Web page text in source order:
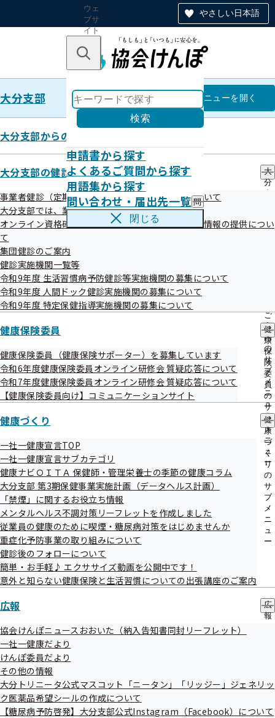
やさしい日本語
ウェ
ブサ
イト
のナ
ン
キーワードで探す
検索
申請書から探す
よくあるご質問から探す
用語集から探す
問い合わせ・届出先一覧 問
い
出
先
覧
メ
ニ
ュ
ー
閉じる
大分支部 大分支部
メニューを開く
大分支部からのお知らせ
大分支部の健診・保健指導のご案内
大
分
健
ご
案
内
の
サ
ブ
メ
ニ
ュ
ー
事業者健診（定期健康診断）データの提供方法について
大分支部では、業務の一部を外部委託しています
オンライン資格確認等システムによる特定健康診査情報の提供につい
て
集団健診のご案内
健診実施機関一覧等
令和9年度 生活習慣病予防健診等実施機関の募集について
令和9年度 人間ドック健診実施機関の募集について
令和9年度 特定保健指導実施機関の募集について
健康保険委員
健
康
保
険
委
員
の
サ
ブ
メ
ニ
ュ
ー
健康保険委員（健康保険サポーター）を募集しています
令和6年度健康保険委員オンライン研修会 質疑応答について
令和7年度健康保険委員オンライン研修会 質疑応答について
【健康保険委員向け】コミュニケーションサイト
健康づくり
健
康
づ
く
り
の
サ
ブ
メ
ニ
ュ
ー
一社一健康宣言TOP
一社一健康宣言サブカテゴリ
健康ナビＯＩＴＡ 保健師・管理栄養士の季節の健康コラム
大分支部 第3期保健事業実施計画（データヘルス計画）
「禁煙」に関するお役立ち情報
メンタルヘルス不調対策リーフレットを作成しました
従業員の健康のために喫煙・糖尿病対策をはじめませんか
重症化予防事業の取り組みについて
健診後のフォローについて
簡単・お手軽♪ エクササイズ動画を公開中です！
意外と知らない健康保険と生活習慣についての出張講座のご案内
広報
広
報
ュ
協会けんぽニュースおおいた（納入告知書同封リーフレット）
一社一健康だより
けんぽ委員だより
その他の情報
大分トリニータ公式マスコット「ニータン」「リッジー」ジェネリッ
ク医薬品希望シールの作成について
【糖尿病予防啓発】大分支部公式Instagram（Facebook）について
令和8年2月 ≪睡眠が健康へ及ぼ
すリスク≫
令和08年02月13日
みなさんは普段どのくらい眠れていますか？昨日はよく眠れ
ましたか？休養の中でも基本になるのが「睡眠」です。今月
は、どうして睡眠が必要なのか、リスクの側面からも考えて
みましょう♪
適正な睡眠とは？
成人の適正な睡眠時間は「6～8時間」と考えられています。
しかし、労働世代である20～59歳の各世代において、睡眠
時間が6時間未満の人は約35～50％（該当する方も多いので
は？！）。5時間未満に限定しても約5～12％と高率です。ま